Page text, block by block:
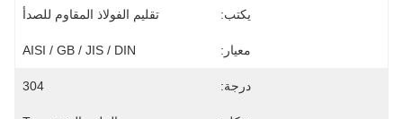
يكتب: تقليم الفولاذ المقاوم للصدأ
معيار: AISI / GB / JIS / DIN
درجة: 304